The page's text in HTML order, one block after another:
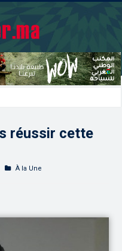
réussir cette
À la Une